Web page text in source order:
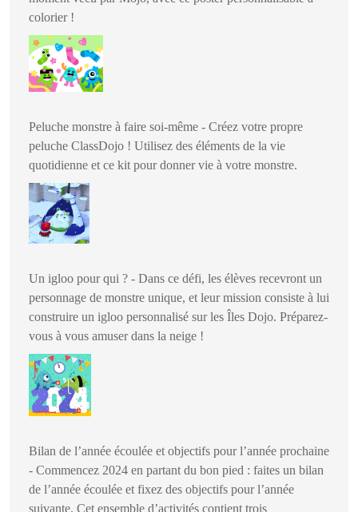
colorier !
Peluche monstre à faire soi-même - Créez votre propre
peluche ClassDojo ! Utilisez des éléments de la vie
quotidienne et ce kit pour donner vie à votre monstre.
Un igloo pour qui ? - Dans ce défi, les élèves recevront un
personnage de monstre unique, et leur mission consiste à lui
construire un igloo personnalisé sur les Îles Dojo. Préparez-
vous à vous amuser dans la neige !
Bilan de l’année écoulée et objectifs pour l’année prochaine
- Commencez 2024 en partant du bon pied : faites un bilan
de l’année écoulée et fixez des objectifs pour l’année
suivante. Cet ensemble d’activités contient trois